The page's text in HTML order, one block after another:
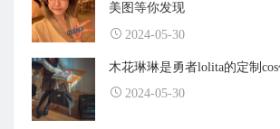
美图等你发现
2024-05-30
木花琳琳是勇者lolita的定制
2024-05-30